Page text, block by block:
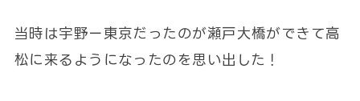
当時は宇野ー東京だったのが瀬戸大橋ができて高
松に来るようになったのを思い出した！